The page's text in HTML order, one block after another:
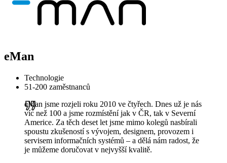
eMan
Technologie
51-200 zaměstnanců
eMan jsme rozjeli roku 2010 ve čtyřech. Dnes už je nás
víc než 100 a jsme rozmístění jak v ČR, tak v Severní
Americe. Za těch deset let jsme mimo kolegů nasbírali
spoustu zkušeností s vývojem, designem, provozem i
servisem informačních systémů – a dělá nám radost, že
je můžeme doručovat v nejvyšší kvalitě.